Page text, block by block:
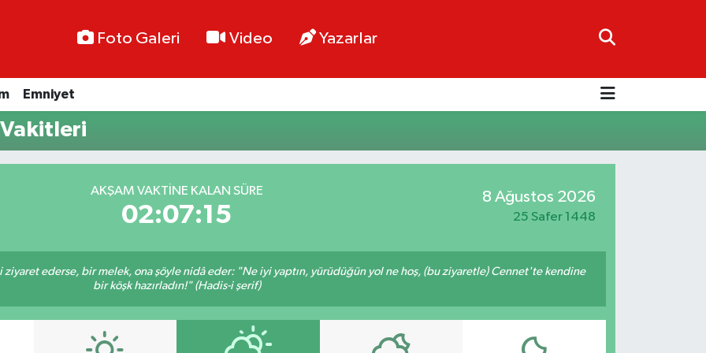
Foto Galeri Video Yazarlar
Emniyet
AKŞAM VAKTINE KALAN SÜRE
02:07:15
8 Ağustos 2026
25 Safer 1448
ziyaret ederse, bir melek, ona şöyle nidâ eder: "Ne iyi yaptın, yürüdüğün yol ne hoş, (bu ziyaretle) Cennet'te kendine
bir köşk hazırladın!" (Hadis-i şerif)